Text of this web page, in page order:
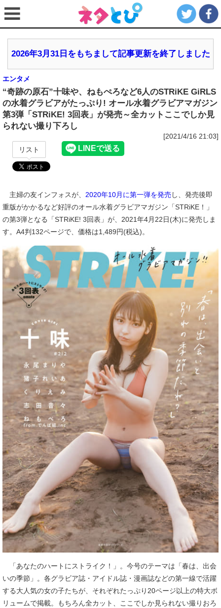
2026年3月31日をもちまして記事更新を終了しました
エンタメ
“奇跡の原石”十味や、ねもぺろなど6人のSTRiKE GiRLS
の水着グラビアがたっぷり! オール水着グラビアマガジン
第3弾「STRiKE! 3回表」が発売～全カットここでしか見
られない撮り下ろし
[2021/4/16 21:03]
リスト
主婦の友インフォスが、 2020年10月に第一弾を発売 し、発売後即
重版がかかるなど好評のオール水着グラビアマガジン「STRiKE！」
の第3弾となる「STRiKE! 3回表」が、2021年4月22日(木)に発売しま
す。A4判132ページで、価格は1,489円(税込)。
「あなたのハートにストライク！」。今号のテーマは「春は、出会
いの季節」。各グラビア誌・アイドル誌・漫画誌などの第一線で活躍
する大人気の女の子たちが、それぞれたっぷり20ページ以上の特大ボ
リュームで掲載。もちろん全カット、ここでしか見られない撮りおろ